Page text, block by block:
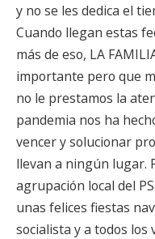
y no se les dedica el
Cuando llegan estas
más de eso, LA
importante pero que
no le prestamos la
pandemia nos ha
vencer y solucionar
llevan a ningún lugar.
agrupación local del
unas felices fiestas
socialista y a todos los